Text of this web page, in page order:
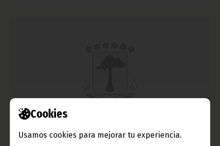
Cookies
Usamos cookies para mejorar tu experiencia.
Imágenes Históricas: La independencia de Guinea
Ecuatorial.